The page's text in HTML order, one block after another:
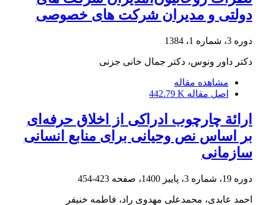
دولتی و مدیران شرکت های خصوصی
دوره 3، شماره 1، 1384
دکتر داور ونوس، دکتر جمال خانی جزنی
مشاهده مقاله
اصل مقاله 442.79 K
ارائة چارچوب ادراکی از اخلاق حرفه‌ای
بر اساس نص وحیانی برای منابع انسانی
سازمانی
دوره 19، شماره 3، پاییز 1400، صفحه 423-454
احمد عابدی، محمدعلی مهدوی راد، فاطمه خنیفر